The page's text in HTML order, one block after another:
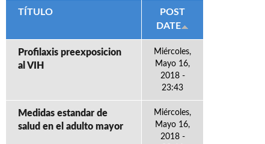
TÍTULO
POST
DATE
Profilaxis preexposicion
al VIH
Miércoles,
Mayo 16,
2018 -
23:43
Medidas estandar de
salud en el adulto mayor
Miércoles,
Mayo 16,
2018 -